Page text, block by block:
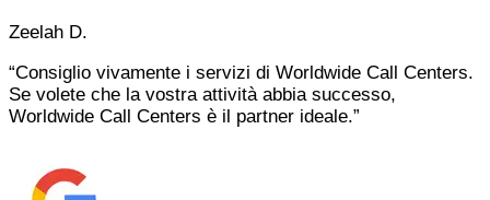
Zeelah D.
“Consiglio vivamente i servizi di Worldwide Call Centers.
Se volete che la vostra attività abbia successo,
Worldwide Call Centers è il partner ideale.”